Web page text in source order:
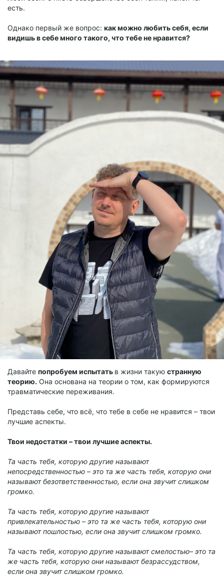
есть.
Однако первый же вопрос: как можно любить себя, если
видишь в себе много такого, что тебе не нравится?
Давайте попробуем испытать в жизни такую странную
теорию. Она основана на теории о том, как формируются
травматические переживания.
Представь себе, что всё, что тебе в себе не нравится – твои
лучшие аспекты.
Твои недостатки – твои лучшие аспекты.
Та часть тебя, которую другие называют
непосредственностью – это та же часть тебя, которую они
называют безответственностью, если она звучит слишком
громко.
Та часть тебя, которую другие называют
привлекательностью – это та же часть тебя, которую они
называют пошлостью, если она звучит слишком громко.
Та часть тебя, которую другие называют смелостью– это та
же часть тебя, которую они называют безрассудством,
если она звучит слишком громко.